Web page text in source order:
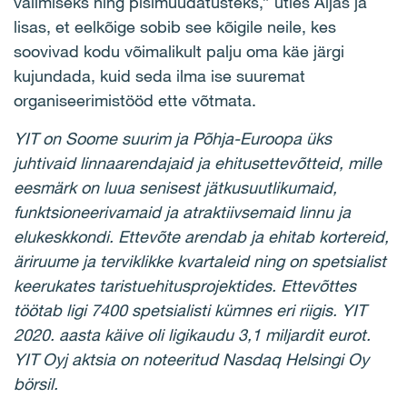
lisas, et eelkõige sobib see kõigile neile, kes
soovivad kodu võimalikult palju oma käe järgi
kujundada, kuid seda ilma ise suuremat
organiseerimistööd ette võtmata.
YIT on Soome suurim ja Põhja-Euroopa üks
juhtivaid linnaarendajaid ja ehitusettevõtteid, mille
eesmärk on luua senisest jätkusuutlikumaid,
funktsioneerivamaid ja atraktiivsemaid linnu ja
elukeskkondi. Ettevõte arendab ja ehitab kortereid,
äriruume ja terviklikke kvartaleid ning on spetsialist
keerukates taristuehitusprojektides. Ettevõttes
töötab ligi 7400 spetsialisti kümnes eri riigis. YIT
2020. aasta käive oli ligikaudu 3,1 miljardit eurot.
YIT Oyj aktsia on noteeritud Nasdaq Helsingi Oy
börsil.